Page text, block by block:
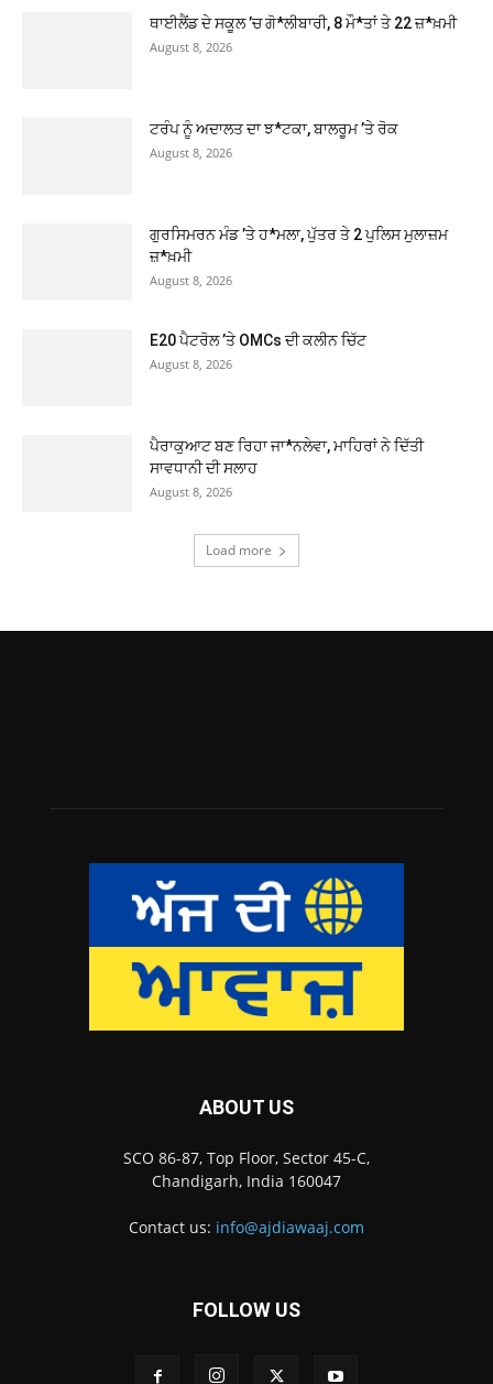
ਥਾਈਲੈਂਡ ਦੇ ਸਕੂਲ ’ਚ ਗੋ*ਲੀਬਾਰੀ, 8 ਮੌ*ਤਾਂ ਤੇ 22 ਜ਼*ਖ਼ਮੀ
August 8, 2026
ਟਰੰਪ ਨੂੰ ਅਦਾਲਤ ਦਾ ਝ*ਟਕਾ, ਬਾਲਰੂਮ ’ਤੇ ਰੋਕ
August 8, 2026
ਗੁਰਸਿਮਰਨ ਮੰਡ ’ਤੇ ਹ*ਮਲਾ, ਪੁੱਤਰ ਤੇ 2 ਪੁਲਿਸ ਮੁਲਾਜ਼ਮ
ਜ਼*ਖ਼ਮੀ
August 8, 2026
E20 ਪੈਟਰੋਲ ’ਤੇ OMCs ਦੀ ਕਲੀਨ ਚਿੱਟ
August 8, 2026
ਪੈਰਾਕੁਆਟ ਬਣ ਰਿਹਾ ਜਾ*ਨਲੇਵਾ, ਮਾਹਿਰਾਂ ਨੇ ਦਿੱਤੀ
ਸਾਵਧਾਨੀ ਦੀ ਸਲਾਹ
August 8, 2026
Load more
ABOUT US
SCO 86-87, Top Floor, Sector 45-C,
Chandigarh, India 160047
Contact us: info@ajdiawaaj.com
FOLLOW US